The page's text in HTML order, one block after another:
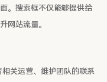
。搜索框不仅能够提供给
网站流量。
关运营、维护团队的联系